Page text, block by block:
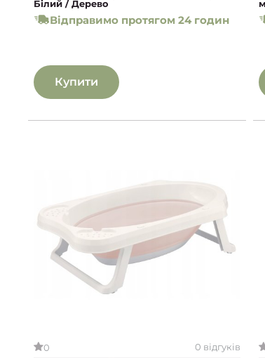
Білий / Дерево
Відправимо протягом 24 годин
Купити
0 0 відгуків